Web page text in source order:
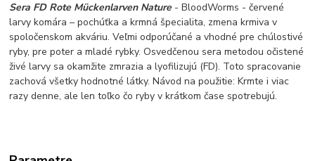
Sera FD Rote Mückenlarven Nature- BloodWorms - červené
larvy komára – pochúťka a krmná špecialita, zmena krmiva v
spoločenskom akváriu. Veľmi odporúčané a vhodné pre chúlostivé
ryby, pre poter a mladé rybky. Osvedčenou sera metodou očistené
živé larvy sa okamžite zmrazia a lyofilizujú (FD). Toto spracovanie
zachová všetky hodnotné látky. Návod na použitie: Krmte i viac
razy denne, ale len toľko čo ryby v krátkom čase spotrebujú.